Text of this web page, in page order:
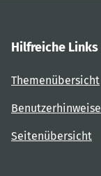
Hilfreiche Links
Themenübersicht
Benutzerhinweise
Seitenübersicht